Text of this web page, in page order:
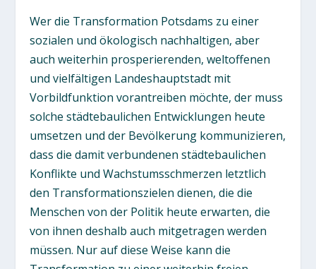
Wer die Transformation Potsdams zu einer
sozialen und ökologisch nachhaltigen, aber
auch weiterhin prosperierenden, weltoffenen
und vielfältigen Landeshauptstadt mit
Vorbildfunktion vorantreiben möchte, der muss
solche städtebaulichen Entwicklungen heute
umsetzen und der Bevölkerung kommunizieren,
dass die damit verbundenen städtebaulichen
Konflikte und Wachstumsschmerzen letztlich
den Transformationszielen dienen, die die
Menschen von der Politik heute erwarten, die
von ihnen deshalb auch mitgetragen werden
müssen. Nur auf diese Weise kann die